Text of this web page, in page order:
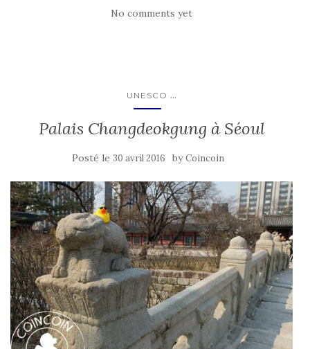
No comments yet
UNESCO ...
Palais Changdeokgung à Séoul
Posté le 30 avril 2016 byCoincoin